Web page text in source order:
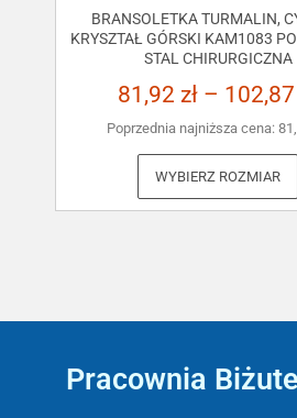
BRANSOLETKA TURMALIN,
KRYSZTAŁ GÓRSKI KAM1083
STAL CHIRURGICZNA
81,92 zł – 102,87
Poprzednia najniższa cena:
WYBIERZ ROZMIAR
Pracownia